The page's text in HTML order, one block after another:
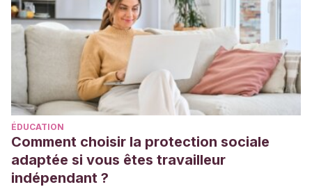
ÉDUCATION
Comment choisir la protection sociale
adaptée si vous êtes travailleur
indépendant ?